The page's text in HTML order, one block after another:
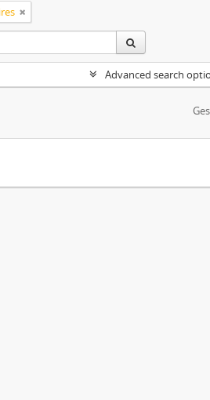
Advanced search